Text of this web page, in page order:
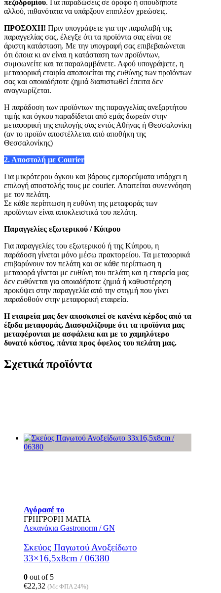
πεζοδρομίου. Για παραδώσεις σε όροφο ή οπουδήποτε
αλλού, πιθανότατα να υπάρξουν επιπλέον χρεώσεις.
ΠΡΟΣΟΧΗ! Πριν υπογράψετε για την παραλαβή της
παραγγελίας σας, έλεγξε ότι τα προϊόντα σας είναι σε
άριστη κατάσταση. Με την υπογραφή σας επιβεβαιώνεται
ότι όποια κι αν είναι η κατάσταση των προϊόντων,
συμφωνείτε και τα παραλαμβάνετε. Αφού υπογράψετε, η
μεταφορική εταιρία αποποιείται της ευθύνης των προϊόντων
σας και οποιαδήποτε ζημιά διαπιστωθεί έπειτα δεν
αναγνωρίζεται.
Η παράδοση των προϊόντων της παραγγελίας ανεξαρτήτου
τιμής και όγκου παραδίδεται από εμάς δωρεάν στην
μεταφορική της επιλογής σας εντός Αθήνας ή Θεσσαλονίκη
(αν το προϊόν αποστέλλεται από αποθήκη της
Θεσσαλονίκης)
2. Αποστολή με Courier
Για μικρότερου όγκου και βάρους εμπορεύματα υπάρχει η
επιλογή αποστολής τους με courier. Απαιτείται συνεννόηση
με τον πελάτη.
Σε κάθε περίπτωση η ευθύνη της μεταφοράς των
προϊόντων είναι αποκλειστικά του πελάτη.
Παραγγελίες εξωτερικού / Κύπρου
Για παραγγελίες του εξωτερικού ή της Κύπρου, η
παράδοση γίνεται μόνο μέσω πρακτορείου. Τα μεταφορικά
επιβαρύνουν τον πελάτη και σε κάθε περίπτωση η
μεταφορά γίνεται με ευθύνη του πελάτη και η εταιρεία μας
δεν ευθύνεται για οποιαδήποτε ζημιά ή καθυστέρηση
προκύψει στην παραγγελία από την στιγμή που γίνει
παραδοθούν στην μεταφορική εταιρεία.
Η εταιρεία μας δεν αποσκοπεί σε κανένα κέρδος από τα
έξοδα μεταφοράς. Διασφαλίζουμε ότι τα προϊόντα μας
μεταφέρονται με ασφάλεια και με το χαμηλότερο
δυνατό κόστος, πάντα προς όφελος του πελάτη μας.
Σχετικά προϊόντα
Αγόρασέ το
ΓΡΗΓΡΟΡΗ ΜΑΤΙΑ
Λεκανάκια Gastronorm / GN
Σκεύος Παγωτού Ανοξείδωτο
33×16,5x8cm / 06380
0 out of 5
€22,32 (Με ΦΠΑ 24%)